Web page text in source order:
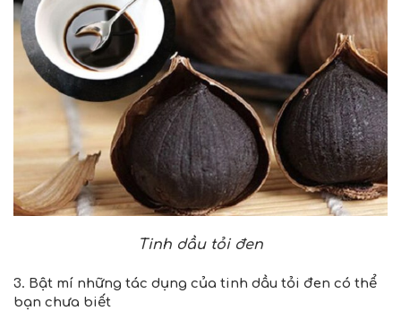
Tinh dầu tỏi đen
3. Bật mí những tác dụng của tinh dầu tỏi đen có thể
bạn chưa biết